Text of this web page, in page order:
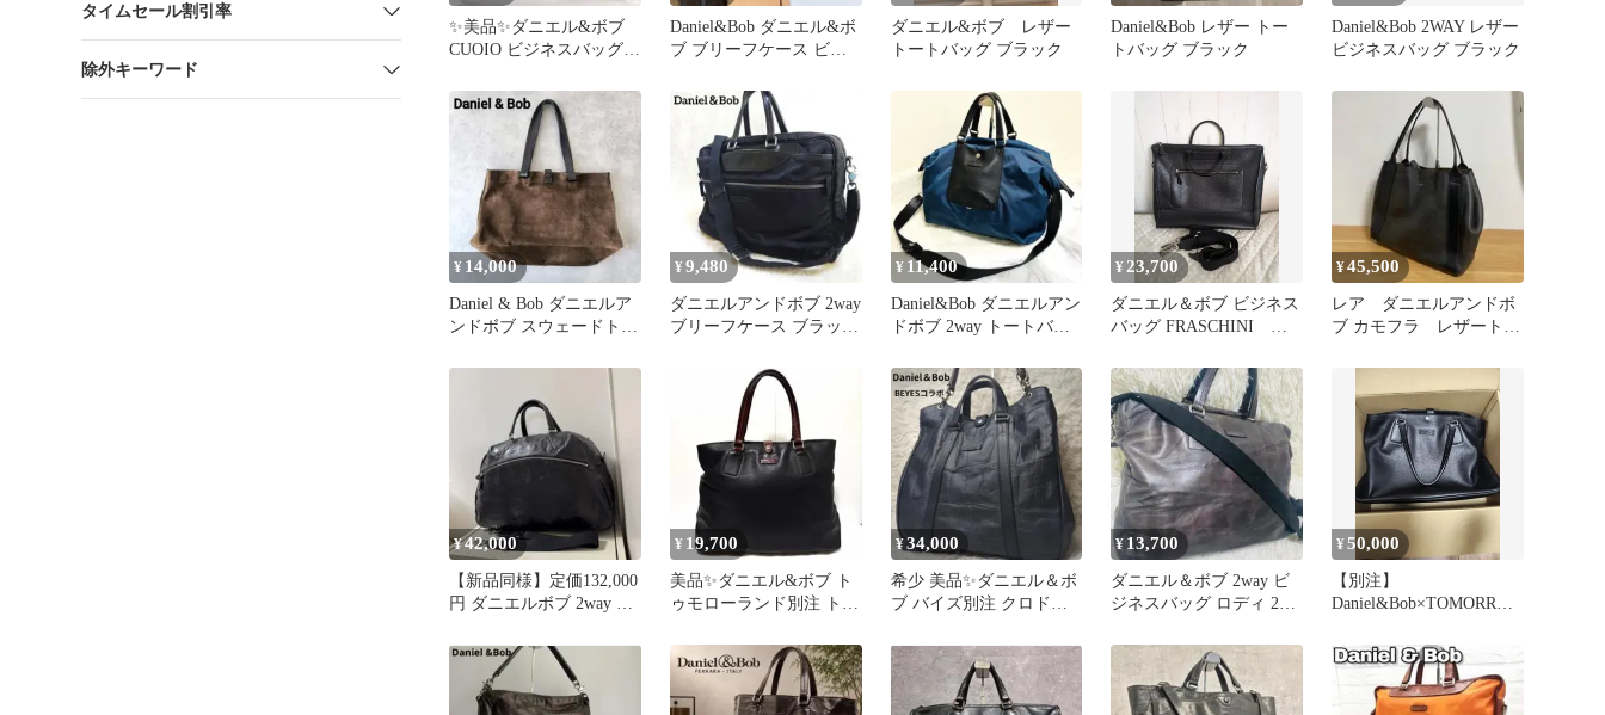
タイムセール割引率
除外キーワード
✨美品✨ダニエル&ボブ
CUOIO ビジネスバッグ
Daniel&Bob ダニエル&ボ
ブ ブリーフケース ビジ
ダニエル&ボブ レザー
トートバッグ ブラック
Daniel&Bob レザー トー
トバッグ ブラック
Daniel&Bob 2WAY レザー
ビジネスバッグ ブラック
¥ 14,000
Daniel & Bob ダニエルア
ンドボブ スウェードトー
¥ 9,480
ダニエルアンドボブ 2way
ブリーフケース ブラック
¥ 11,400
Daniel&Bob ダニエルアン
ドボブ 2way トートバッ
¥ 23,700
ダニエル＆ボブ ビジネス
バッグ FRASCHINI
¥45,500
レア ダニエルアンドボ
ブ カモフラ レザートー
¥42,000
【新品同様】定価132,000
円 ダニエルボブ 2way ボ
¥ 19,700
美品✨ダニエル&ボブ ト
ゥモローランド別注 トー
茶
¥34,000
希少 美品✨ダニエル＆ボ
ブ バイズ別注 クロドー
¥ 13,700
ダニエル＆ボブ 2way ビ
ジネスバッグ ロディ 2層
¥50,000
【別注】
Daniel&Bob×TOMORRO